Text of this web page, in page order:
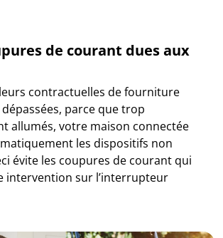
de courant dues aux
contractuelles de fourniture
parce que trop
allumés, votre maison connectée
les dispositifs non
évite les coupures de courant qui
intervention sur l’interrupteur